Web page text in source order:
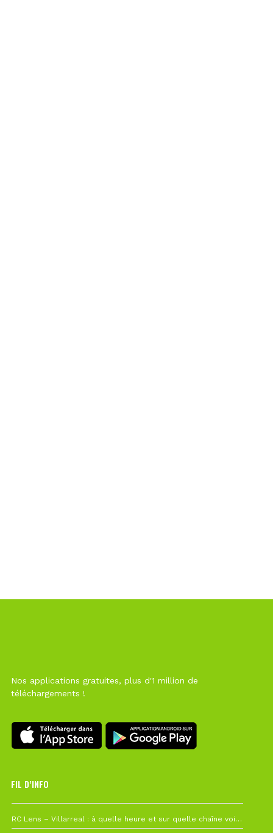
Nos applications gratuites, plus d'1 million de
téléchargements !
FIL D’INFO
RC Lens – Villarreal : à quelle heure et sur quelle chaîne voir la finale de la Como Cup ?